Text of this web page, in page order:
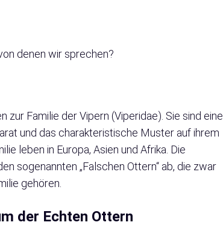
denen wir sprechen?
zur Familie der Vipern (Viperidae). Sie sind eine
und das charakteristische Muster auf ihrem
leben in Europa, Asien und Afrika. Die
sogenannten „Falschen Ottern“ ab, die zwar
gehören.
der Echten Ottern